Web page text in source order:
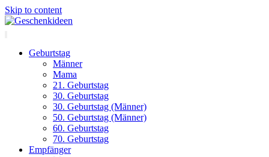
Skip to content
Geburtstag
Männer
Mama
21. Geburtstag
30. Geburtstag
30. Geburtstag (Männer)
50. Geburtstag (Männer)
60. Geburtstag
70. Geburtstag
Empfänger